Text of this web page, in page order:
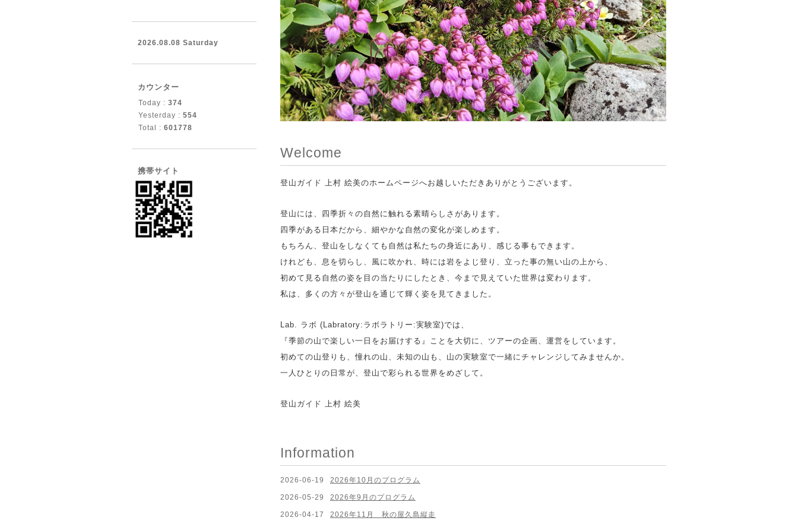
Welcome
登山ガイド 上村 絵美のホームページへお越しいただきありがとうございます。
登山には、四季折々の自然に触れる素晴らしさがあります。
四季がある日本だから、細やかな自然の変化が楽しめます。
もちろん、登山をしなくても自然は私たちの身近にあり、感じる事もできます。
けれども、息を切らし、風に吹かれ、時には岩をよじ登り、立った事の無い山の上から、
初めて見る自然の姿を目の当たりにしたとき、今まで見えていた世界は変わります。
私は、多くの方々が登山を通じて輝く姿を見てきました。
Lab. ラボ (Labratory: ラボラトリー:実験室)では、
『季節の山で楽しい一日をお届けする』ことを大切に、 ツアーの企画、運営をしています。
初めての山登りも、憧れの山、未知の山も、山の実験室で一緒にチャレンジしてみませんか。
一人ひとりの日常が、 登山で彩られる世界をめざして。
登山ガイド 上村 絵美
Information
2026-06-19 2026年10月のプログラム
2026-05-29 2026年9月のプログラム
2026-04-17 2026年11月 秋の屋久島縦走
2026.08.08 Saturday
カウンター
Today : 374
Yesterday : 554
Total : 601778
携帯サイト